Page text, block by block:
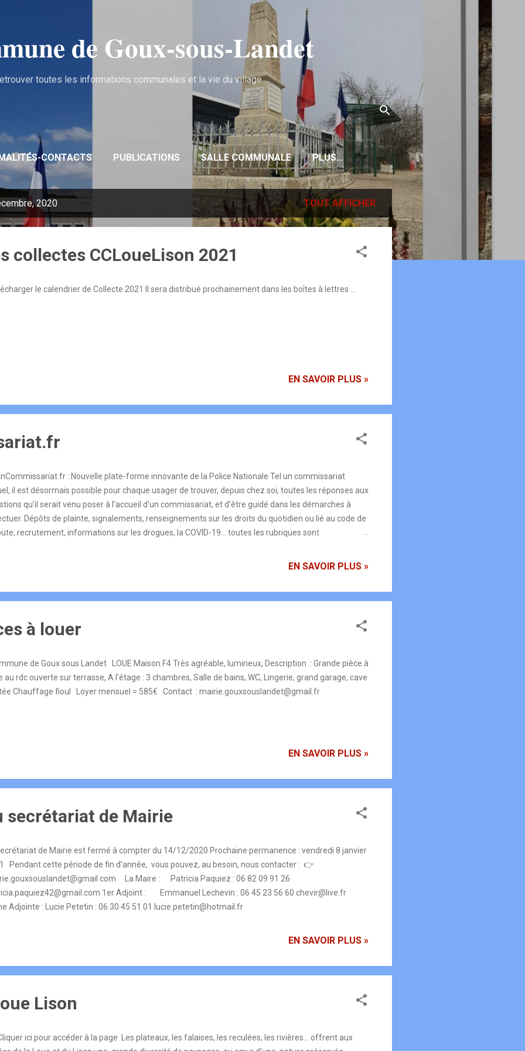
de Goux‑sous‑Landet
toutes les informations communales et la vie du village ...
CONTACTS PUBLICATIONS SALLE COMMUNALE PLUS…
2020 TOUT AFFICHER
collectes CCLoueLison 2021
le calendrier de Collecte 2021 Il sera distribué prochainement dans les boîtes à lettres ...
EN SAVOIR PLUS »
: Nouvelle plate-forme innovante de la Police Nationale Tel un commissariat
il est désormais possible pour chaque usager de trouver, depuis chez soi, toutes les réponses aux
qu’il serait venu poser à l’accueil d’un commissariat, et d’être guidé dans les démarches à
Dépôts de plainte, signalements, renseignements sur les droits du quotidien ou lié au code de
recrutement, informations sur les drogues, la COVID-19… toutes les rubriques sont
Cette interface innovante a vocation à traiter les demandes non-urgentes et devrait à compter de
EN SAVOIR PLUS »
à louer
de Goux sous Landet LOUE Maison F4 Très agréable, lumineux, Description : Grande pièce à
au rdc ouverte sur terrasse, A l’étage : 3 chambres, Salle de bains, WC, Lingerie, grand garage, cave
Chauffage fioul Loyer mensuel = 585€ Contact : mairie.gouxsouslandet@gmail.fr
EN SAVOIR PLUS »
secrétariat de Mairie
de Mairie est fermé à compter du 14/12/2020 Prochaine permanence : vendredi 8 janvier
Pendant cette période de fin d'année, vous pouvez, au besoin, nous contacter : 👉
La Maire : Patricia Paquiez : 06 82 09 91 26
1er Adjoint : Emmanuel Lechevin : 06 45 23 56 60 chevir@live.fr
Adjointe : Lucie Petetin : 06 30 45 51 01 lucie.petetin@hotmail.fr
EN SAVOIR PLUS »
Lison
ici pour accéder à la page Les plateaux, les falaises, les reculées, les rivières… offrent aux